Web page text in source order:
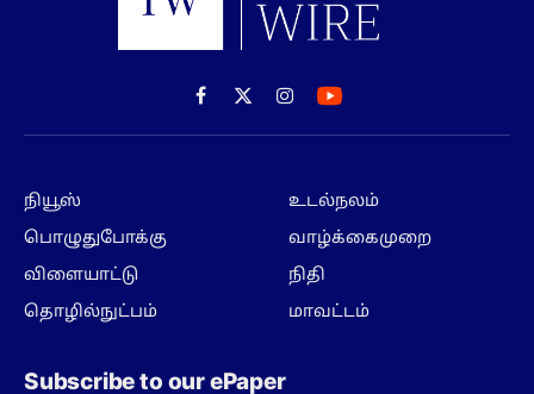
Facebook
X
(Twitter)
Instagram
நியூஸ்
பொழுதுபோக்கு
விளையாட்டு
தொழில்நுட்பம்
உடல்நலம்
வாழ்க்கைமுறை
நிதி
மாவட்டம்
Subscribe to our ePaper